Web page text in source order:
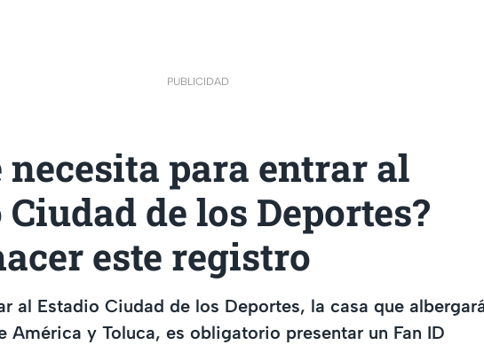
PUBLICIDAD
necesita para entrar al
de los Deportes?
este registro
al Estadio Ciudad de los Deportes, la casa que
América y Toluca, es obligatorio presentar un Fan ID